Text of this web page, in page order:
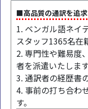
■高品質の通訳を追求
1. ベンガル語ネイ
スタッフ1365名在
2. 専門性や難易度
者を派遣いたします
3. 通訳者の経歴書
4. 事前の打ち合わ
す。